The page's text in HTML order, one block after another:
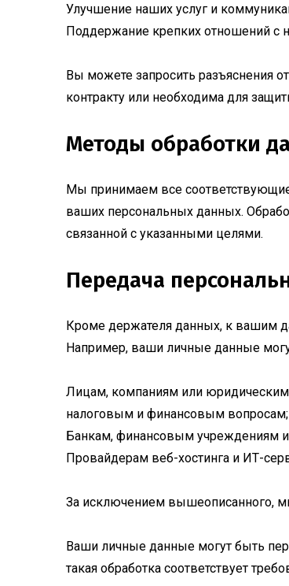
Улучшение наших услуг и
Поддержание крепких отношений с
Вы можете запросить разъяснения
контракту или необходима для
Методы обработки
Мы принимаем все
ваших персональных данных.
связанной с указанными целями.
Передача
Кроме держателя данных, к вашим
Например, ваши личные данные
Лицам, компаниям или
налоговым и финансовым вопросам;
Банкам, финансовым учреждениям
Провайдерам веб-хостинга и ИТ-
За исключением вышеописанного,
Ваши личные данные могут быть
такая обработка соответствует